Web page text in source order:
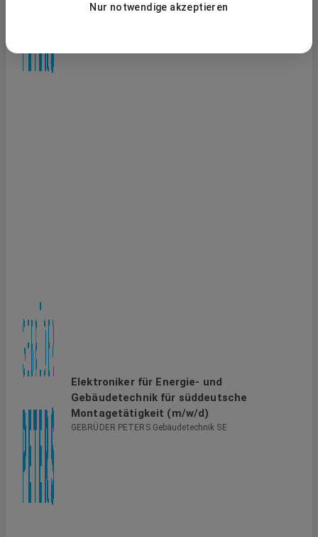
Elektroniker für Energie- und
Gebäudetechnik für süddeutsche
Montagetätigkeit (m/w/d)
GEBRÜDER PETERS Gebäudetechnik SE
Nur notwendige akzeptieren